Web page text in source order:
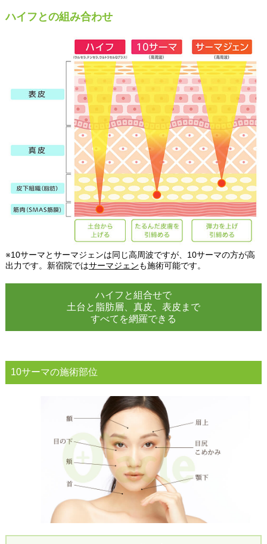
ハイフとの組み合わせ
※10サーマとサーマジェンは同じ高周波ですが、10サーマの方が高
出力です。新宿院ではサーマジェンも施術可能です。
ハイフと組合せで​
土台と脂肪層、真皮、表皮まで​​
すべてを網羅できる​
10サーマの施術部位